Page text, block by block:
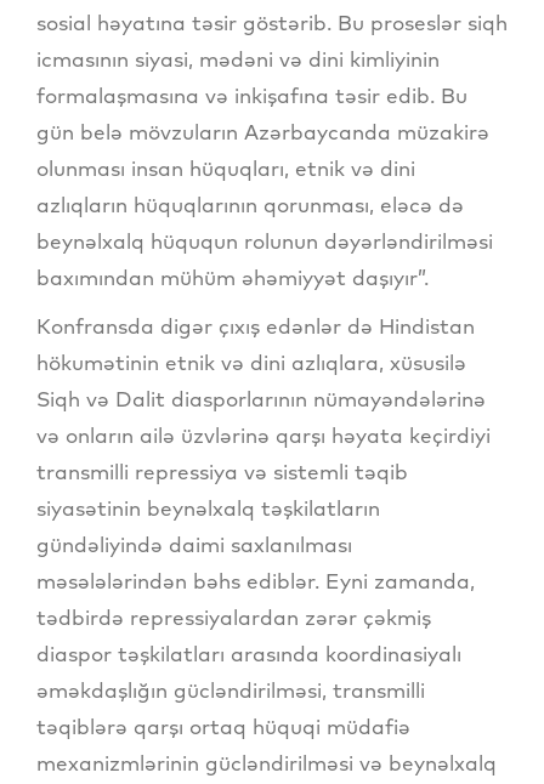
sosial həyatına təsir göstərib. Bu proseslər siqh
icmasının siyasi, mədəni və dini kimliyinin
formalaşmasına və inkişafına təsir edib. Bu
gün belə mövzuların Azərbaycanda müzakirə
olunması insan hüquqları, etnik və dini
azlıqların hüquqlarının qorunması, eləcə də
beynəlxalq hüququn rolunun dəyərləndirilməsi
baxımından mühüm əhəmiyyət daşıyır”.
Konfransda digər çıxış edənlər də Hindistan
hökumətinin etnik və dini azlıqlara, xüsusilə
Siqh və Dalit diasporlarının nümayəndələrinə
və onların ailə üzvlərinə qarşı həyata keçirdiyi
transmilli repressiya və sistemli təqib
siyasətinin beynəlxalq təşkilatların
gündəliyində daimi saxlanılması
məsələlərindən bəhs ediblər. Eyni zamanda,
tədbirdə repressiyalardan zərər çəkmiş
diaspor təşkilatları arasında koordinasiyalı
əməkdaşlığın gücləndirilməsi, transmilli
təqiblərə qarşı ortaq hüquqi müdafiə
mexanizmlərinin gücləndirilməsi və beynəlxalq